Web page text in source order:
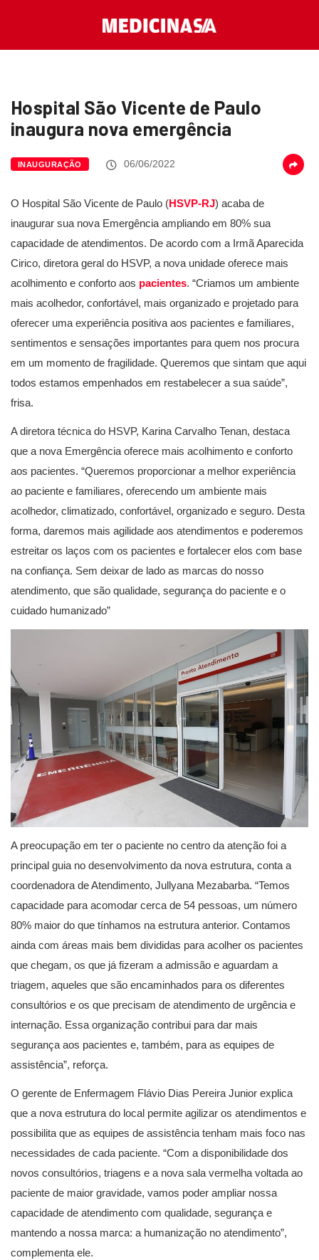
Hospital São Vicente de Paulo
inaugura nova emergência
INAUGURAÇÃO 06/06/2022
O Hospital São Vicente de Paulo (HSVP-RJ) acaba de
inaugurar sua nova Emergência ampliando em 80% sua
capacidade de atendimentos. De acordo com a Irmã Aparecida
Cirico, diretora geral do HSVP, a nova unidade oferece mais
acolhimento e conforto aos pacientes. “Criamos um ambiente
mais acolhedor, confortável, mais organizado e projetado para
oferecer uma experiência positiva aos pacientes e familiares,
sentimentos e sensações importantes para quem nos procura
em um momento de fragilidade. Queremos que sintam que aqui
todos estamos empenhados em restabelecer a sua saúde”,
frisa.
A diretora técnica do HSVP, Karina Carvalho Tenan, destaca
que a nova Emergência oferece mais acolhimento e conforto
aos pacientes. “Queremos proporcionar a melhor experiência
ao paciente e familiares, oferecendo um ambiente mais
acolhedor, climatizado, confortável, organizado e seguro. Desta
forma, daremos mais agilidade aos atendimentos e poderemos
estreitar os laços com os pacientes e fortalecer elos com base
na confiança. Sem deixar de lado as marcas do nosso
atendimento, que são qualidade, segurança do paciente e o
cuidado humanizado”
A preocupação em ter o paciente no centro da atenção foi a
principal guia no desenvolvimento da nova estrutura, conta a
coordenadora de Atendimento, Jullyana Mezabarba. “Temos
capacidade para acomodar cerca de 54 pessoas, um número
80% maior do que tínhamos na estrutura anterior. Contamos
ainda com áreas mais bem divididas para acolher os pacientes
que chegam, os que já fizeram a admissão e aguardam a
triagem, aqueles que são encaminhados para os diferentes
consultórios e os que precisam de atendimento de urgência e
internação. Essa organização contribui para dar mais
segurança aos pacientes e, também, para as equipes de
assistência”, reforça.
O gerente de Enfermagem Flávio Dias Pereira Junior explica
que a nova estrutura do local permite agilizar os atendimentos e
possibilita que as equipes de assistência tenham mais foco nas
necessidades de cada paciente. “Com a disponibilidade dos
novos consultórios, triagens e a nova sala vermelha voltada ao
paciente de maior gravidade, vamos poder ampliar nossa
capacidade de atendimento com qualidade, segurança e
mantendo a nossa marca: a humanização no atendimento”,
complementa ele.